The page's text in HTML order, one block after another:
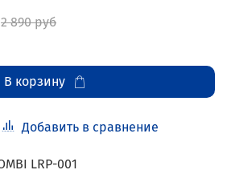
Добавить в сравнение
2 890 руб
В корзину
LRP-001